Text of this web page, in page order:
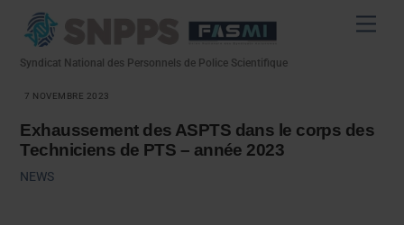
Syndicat National des Personnels de Police Scientifique
7 NOVEMBRE 2023
Exhaussement des ASPTS dans le corps des
Techniciens de PTS – année 2023
NEWS